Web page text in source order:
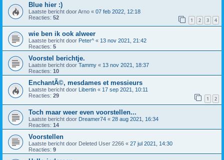
Blue hier :)
Laatste bericht doorArno « 07 feb 2022, 12:18
Reacties: 52 1 2 3 4
wie ben ik ook alweer
Laatste bericht door Peter^ « 13 nov 2021, 21:42
Reacties: 5
Voorstel berichtje.
Laatste bericht door Tammy « 13 nov 2021, 18:37
Reacties: 10
EnchantÃ©, mesdames et messieurs
Laatste bericht door Libertin « 17 sep 2021, 10:11
Reacties: 29 1 2
Toch maar weer even voorstellen...
Laatste bericht door Dreamer74 « 28 aug 2021, 16:34
Reacties: 14
Voorstellen
Laatste bericht door Deleted User 2266 « 27 jul 2021, 14:30
Reacties: 9